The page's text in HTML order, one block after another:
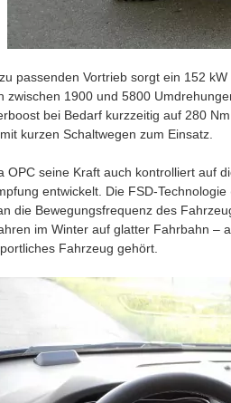
passenden Vortrieb sorgt ein 152
zwischen 1900 und 5800
bei Bedarf kurzzeitig auf 280
kurzen Schaltwegen zum Einsatz.
OPC seine Kraft auch kontrolliert auf
entwickelt. Die FSD-
die Bewegungsfrequenz des
im Winter auf glatter Fahrbahn –
Fahrzeug gehört.